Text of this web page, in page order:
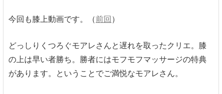
今回も膝上動画です。（前回）
どっしりくつろぐモアレさんと遅れを取ったクリエ。膝
の上は早い者勝ち。勝者にはモフモフマッサージの特典
があります。ということでご満悦なモアレさん。